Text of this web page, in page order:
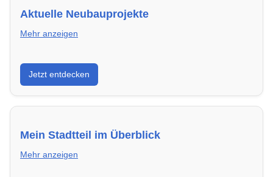
Aktuelle Neubauprojekte
Mehr anzeigen
Entdecke Neubauprojekte in Hamm – modern,
energieeffizient und sofort bezugsfertig.
Jetzt entdecken
Mein Stadtteil im Überblick
Mehr anzeigen